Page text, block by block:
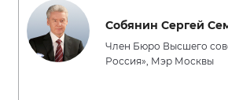
Собянин Сергей
Член Бюро Высшего
Россия», Мэр Москвы